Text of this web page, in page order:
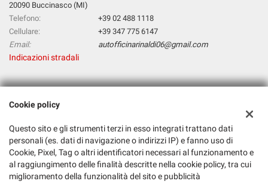
20090 Buccinasco (MI)
Telefono:
+39 02 488 1118
Cellulare:
+39 347 775 6147
Email:
autofficinarinaldi06@gmail.com
Indicazioni stradali
Dati fiscali:
Via Gobetti, 12, Buccinasco (MI)
C.F/P.IVA:05343520960
Registro delle imprese:MI
Cookie policy
Questo sito e gli strumenti terzi in esso integrati trattano dati
personali (es. dati di navigazione o indirizzi IP) e fanno uso di
Cookie, Pixel, Tag o altri identificatori necessari al funzionamento e
al raggiungimento delle finalità descritte nella cookie policy, tra cui
miglioramento della funzionalità del sito e pubblicità